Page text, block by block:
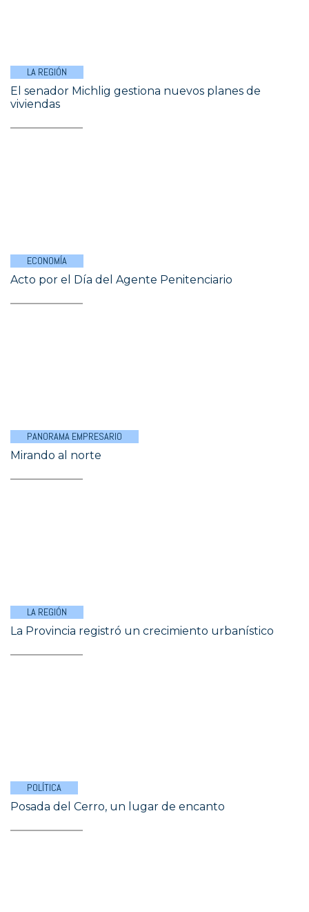
LA REGIÓN
El senador Michlig gestiona nuevos planes de
viviendas
ECONOMÍA
Acto por el Día del Agente Penitenciario
PANORAMA EMPRESARIO
Mirando al norte
LA REGIÓN
La Provincia registró un crecimiento urbanístico
POLÍTICA
Posada del Cerro, un lugar de encanto